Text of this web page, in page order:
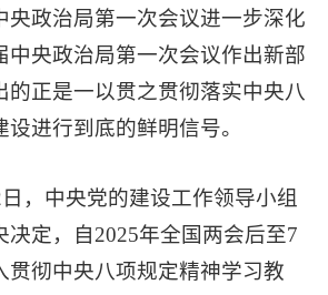
央政治局第一次会议进一步深化
中央政治局第一次会议作出新部
的正是一以贯之贯彻落实中央八
进行到底的鲜明信号。
，中央党的建设工作领导小组
决定，自2025年全国两会后至7
贯彻中央八项规定精神学习教